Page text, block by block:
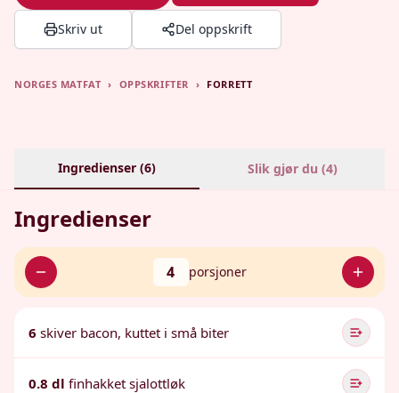
Skriv ut Del oppskrift
NORGES MATFAT › OPPSKRIFTER › FORRETT
Ingredienser (6) Slik gjør du (4)
Ingredienser
4 porsjoner
6 skiver bacon, kuttet i små biter
0.8 dl finhakket sjalottløk